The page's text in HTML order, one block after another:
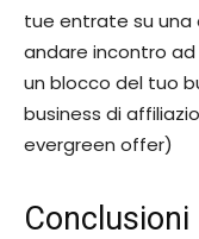
tue entrate su
andare incontro
un blocco del tuo
business di
evergreen offer)
Conclusioni